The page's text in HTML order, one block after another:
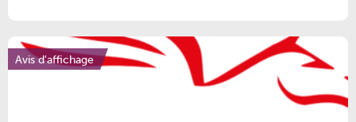
Avis d'affichage